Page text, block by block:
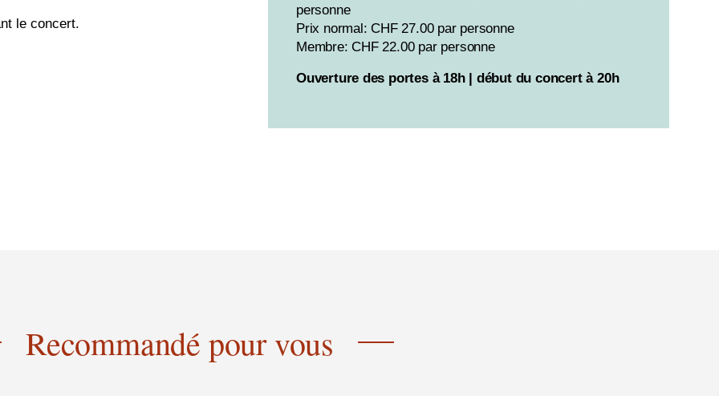
le concert.
personne
Prix normal: CHF 27.00 par personne
Membre: CHF 22.00 par personne
Ouverture des portes à 18h | début du concert à 20h
Recommandé pour vous